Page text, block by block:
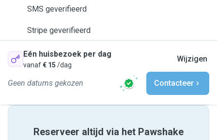
SMS geverifieerd
Stripe geverifieerd
Eén huisbezoek per dag
vanaf€ 15 /dag
Wijzigen
Geen datums gekozen Contacteer
Reserveer altijd via het Pawshake